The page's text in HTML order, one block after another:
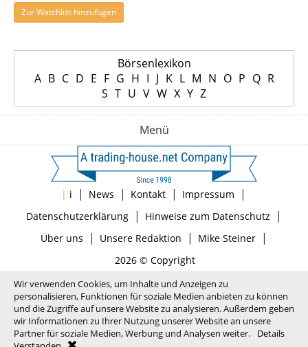
Zur Watchlist hinzufügen
Börsenlexikon
A B C D E F G H I J K L M N O P Q R
S T U V W X Y Z
Menü
| i | News | Kontakt | Impressum |
Datenschutzerklärung| Hinweise zum Datenschutz |
Über uns | Unsere Redaktion | Mike Steiner|
2026 © Copyright
Wir verwenden Cookies, um Inhalte und Anzeigen zu
personalisieren, Funktionen für soziale Medien anbieten zu können
und die Zugriffe auf unsere Website zu analysieren. Außerdem geben
wir Informationen zu Ihrer Nutzung unserer Website an unsere
Partner für soziale Medien, Werbung und Analysen weiter.
Details